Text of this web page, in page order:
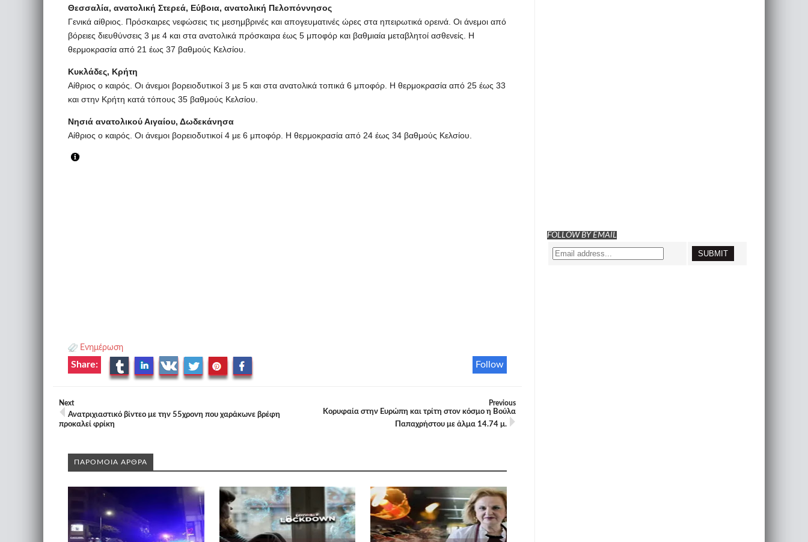
Θεσσαλία, ανατολική Στερεά, Εύβοια, ανατολική Πελοπόννησος
Γενικά αίθριος. Πρόσκαιρες νεφώσεις τις μεσημβρινές και απογευματινές ώρες στα ηπειρωτικά ορεινά. Οι άνεμοι από
βόρειες διευθύνσεις 3 με 4 και στα ανατολικά πρόσκαιρα έως 5 μποφόρ και βαθμιαία μεταβλητοί ασθενείς. Η
θερμοκρασία από 21 έως 37 βαθμούς Κελσίου.
Κυκλάδες, Κρήτη
Αίθριος ο καιρός. Οι άνεμοι βορειοδυτικοί 3 με 5 και στα ανατολικά τοπικά 6 μποφόρ. Η θερμοκρασία από 25 έως 33
και στην Κρήτη κατά τόπους 35 βαθμούς Κελσίου.
Νησιά ανατολικού Αιγαίου, Δωδεκάνησα
Αίθριος ο καιρός. Οι άνεμοι βορειοδυτικοί 4 με 6 μποφόρ. Η θερμοκρασία από 24 έως 34 βαθμούς Κελσίου.
Ενημέρωση
Follow
Share:
Next
Ανατριχιαστικό βίντεο με την 55χρονη που χαράκωνε βρέφη
προκαλεί φρίκη
Previous
Κορυφαία στην Ευρώπη και τρίτη στον κόσμο η Βούλα
Παπαχρήστου με άλμα 14.74 μ.
ΠΑΡΟΜΟΙΑ ΑΡΘΡΑ
FOLLOW BY EMAIL